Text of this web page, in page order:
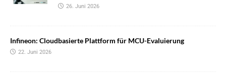
26. Juni 2026
Infineon: Cloudbasierte Plattform für MCU-Evaluierung
22. Juni 2026